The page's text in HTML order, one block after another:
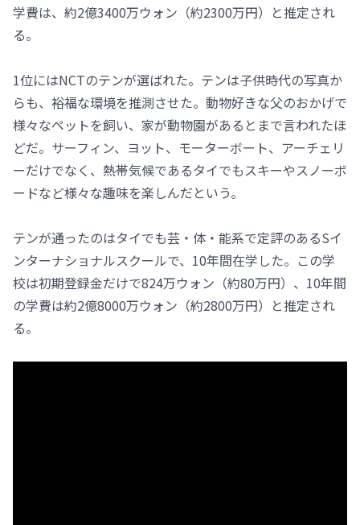
学費は、約2億3400万ウォン（約2300万円）と推定され
る。
1位にはNCTのテンが選ばれた。テンは子供時代の写真か
らも、裕福な環境を推測させた。動物好きな父のおかげで
様々なペットを飼い、家が動物園があるとまで言われたほ
どだ。サーフィン、ヨット、モーターボート、アーチェリ
ーだけでなく、熱帯気候であるタイでもスキーやスノーボ
ードなど様々な趣味を楽しんだという。
テンが通ったのはタイでも芸・体・能系で定評のあるSイ
ンターナショナルスクールで、10年間在学した。この学
校は初期登録金だけで824万ウォン（約80万円）、10年間
の学費は約2億8000万ウォン（約2800万円）と推定され
る。